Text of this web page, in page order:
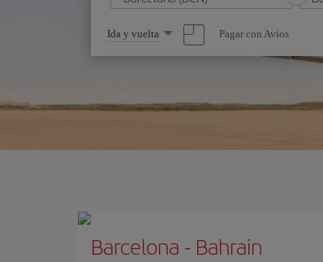
Seleccione
una
opción
Ida y vuelta Pagar con Avios
Barcelona - Bahrain